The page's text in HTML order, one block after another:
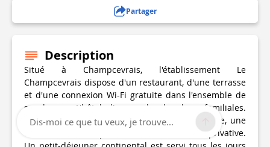
Partager
Description
Situé à Champcevrais, l'établissement Le
Champcevrais dispose d'un restaurant, d'une terrasse
et d'une connexion Wi-Fi gratuite dans l'ensemble de
ses locaux. L'hôtel dispose de chambres familiales.
Toutes les chambres comprennent une armoire, une
télévision à écran plat et une salle de bains privative.
Dis-moi ce que tu veux, je trouve...